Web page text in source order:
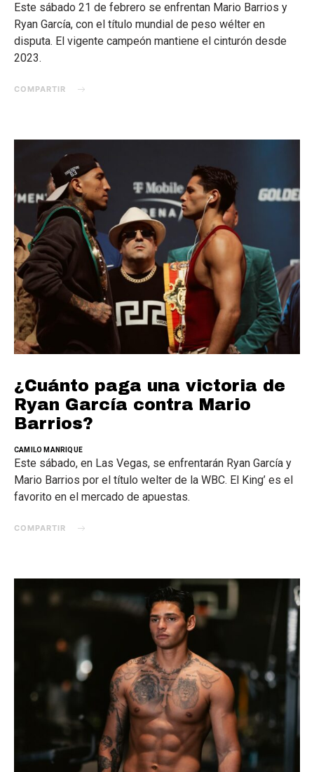
Este sábado 21 de febrero se enfrentan Mario Barrios y
Ryan García, con el título mundial de peso wélter en
disputa. El vigente campeón mantiene el cinturón desde
2023.
COMPARTIR
¿Cuánto paga una victoria de
Ryan García contra Mario
Barrios?
CAMILO MANRIQUE
Este sábado, en Las Vegas, se enfrentarán Ryan García y
Mario Barrios por el título welter de la WBC. El King’ es el
favorito en el mercado de apuestas.
COMPARTIR